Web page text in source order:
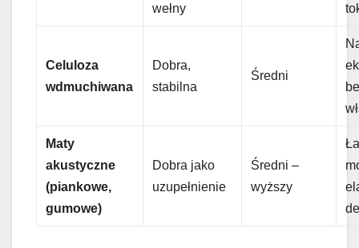
wełny
Celuloza
wdmuchiwana
Dobra,
stabilna
Średni
Maty
akustyczne
(piankowe,
gumowe)
Dobra jako
uzupełnienie
Średni –
wyższy